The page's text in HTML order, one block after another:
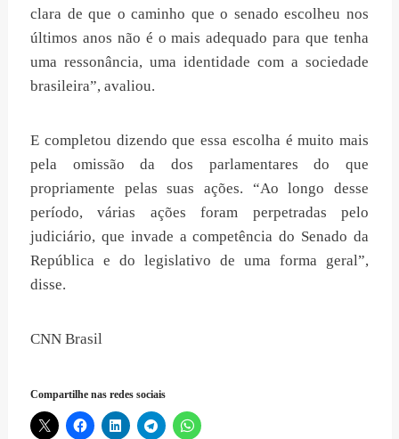
clara de que o caminho que o senado escolheu nos
últimos anos não é o mais adequado para que tenha
uma ressonância, uma identidade com a sociedade
brasileira”, avaliou.
E completou dizendo que essa escolha é muito mais
pela omissão da dos parlamentares do que
propriamente pelas suas ações. “Ao longo desse
período, várias ações foram perpetradas pelo
judiciário, que invade a competência do Senado da
República e do legislativo de uma forma geral”,
disse.
CNN Brasil
Compartilhe nas redes sociais